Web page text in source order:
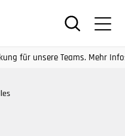
unsere Teams. Mehr Infos